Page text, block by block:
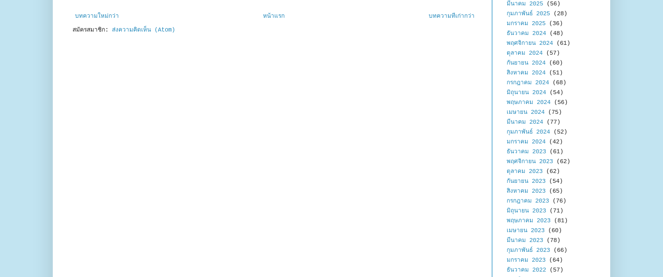
บทความใหม่กว่า บทความที่เก่ากว่า
หน้าแรก
สมัครสมาชิก: ส่งความคิดเห็น (Atom)
มีนาคม 2025 (56)
กุมภาพันธ์ 2025 (28)
มกราคม 2025 (36)
ธันวาคม 2024 (48)
พฤศจิกายน 2024 (61)
ตุลาคม 2024 (57)
กันยายน 2024 (60)
สิงหาคม 2024 (51)
กรกฎาคม 2024 (68)
มิถุนายน 2024 (54)
พฤษภาคม 2024 (56)
เมษายน 2024 (75)
มีนาคม 2024 (77)
กุมภาพันธ์ 2024 (52)
มกราคม 2024 (42)
ธันวาคม 2023 (61)
พฤศจิกายน 2023 (62)
ตุลาคม 2023 (62)
กันยายน 2023 (54)
สิงหาคม 2023 (65)
กรกฎาคม 2023 (76)
มิถุนายน 2023 (71)
พฤษภาคม 2023 (81)
เมษายน 2023 (60)
มีนาคม 2023 (78)
กุมภาพันธ์ 2023 (66)
มกราคม 2023 (64)
ธันวาคม 2022 (57)